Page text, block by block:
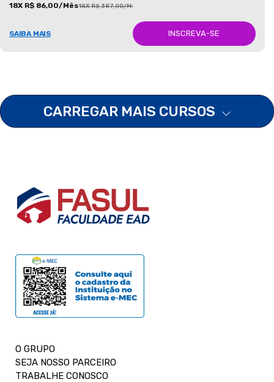
18X R$ 86,00/Mês18X R$ 387,00/Mês
SAIBA MAIS INSCREVA-SE
CARREGAR MAIS CURSOS
O GRUPO
SEJA NOSSO PARCEIRO
TRABALHE CONOSCO